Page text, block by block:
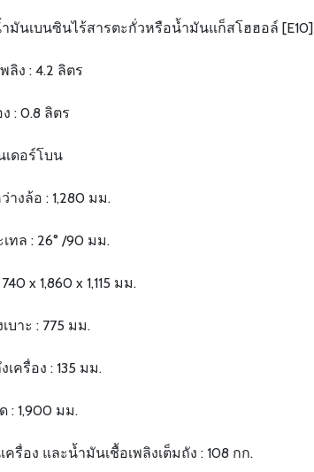
ำมันเบนซินไร้สารตะกั่วหรือน้ำมันแก็สโฮฮอล์ [E10]
ลิง : 4.2 ลิตร
: 0.8 ลิตร
เดอร์โบน
างล้อ : 1,280 มม.
ทล : 26° /90 มม.
x 1,860 x 1,115 มม.
บาะ : 775 มม.
ครื่อง : 135 มม.
: 1,900 มม.
รื่อง และน้ำมันเชื้อเพลิงเต็มถัง : 108 กก.